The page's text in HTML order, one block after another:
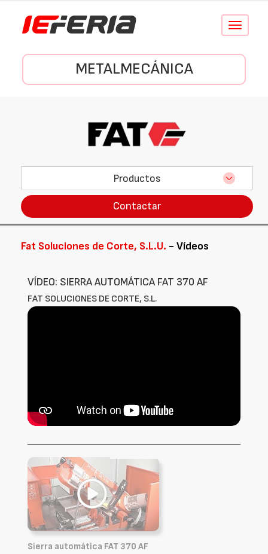
Conmutar
METALMECÁNICA
Productos
Contactar
Fat Soluciones de Corte, S.L.U. - Vídeos
VÍDEO: SIERRA AUTOMÁTICA FAT 370 AF
FAT SOLUCIONES DE CORTE, S.L.
Sierra automática FAT 370 AF